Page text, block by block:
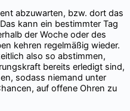
abzuwarten, bzw. dort das
kann ein bestimmter Tag
der Woche oder des
kehren regelmäßig wieder.
also so abstimmen,
bereits erledigt sind,
sodass niemand unter
auf offene Ohren zu